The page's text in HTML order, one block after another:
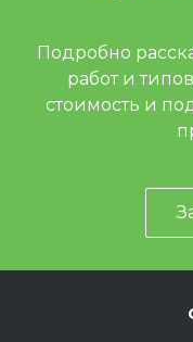
Подробно
работ и
стоимость и